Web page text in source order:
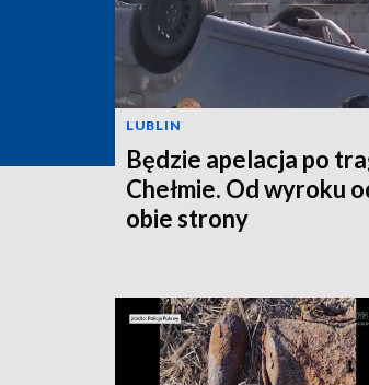
LUBLIN
Będzie apelacja po
Chełmie. Od wyroku
obie strony